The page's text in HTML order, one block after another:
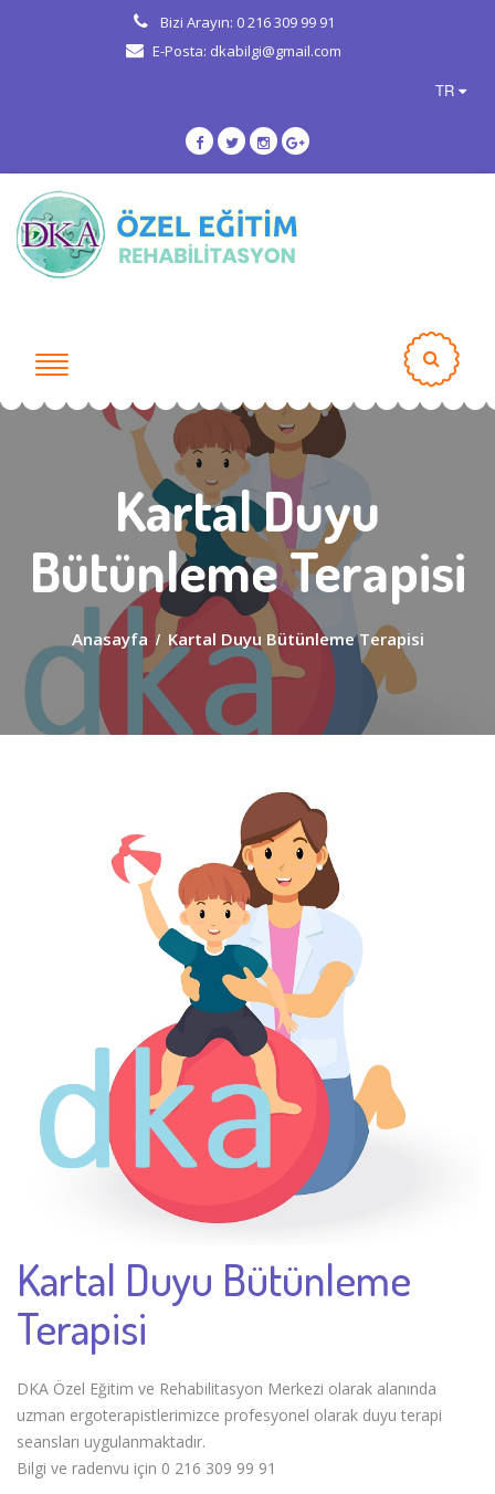
Bizi Arayın: 0 216 309 99 91
E-Posta: dkabilgi@gmail.com
TR
Kartal Duyu
Bütünleme Terapisi
Anasayfa / Kartal Duyu Bütünleme Terapisi
Kartal Duyu Bütünleme
Terapisi
DKA Özel Eğitim ve Rehabilitasyon Merkezi olarak alanında
uzman ergoterapistlerimizce profesyonel olarak duyu terapi
seansları uygulanmaktadır.
Bilgi ve radenvu için 0 216 309 99 91